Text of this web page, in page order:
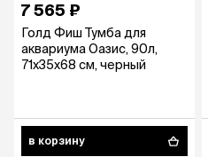
7 565 ₽
Голд Фиш Тумба для
аквариума Оазис, 90л,
71x35x68 см, черный
в корзину